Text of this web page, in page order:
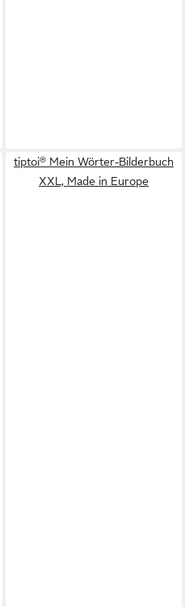
tiptoi® Mein Wörter-Bilderbuch
XXL, Made in Europe